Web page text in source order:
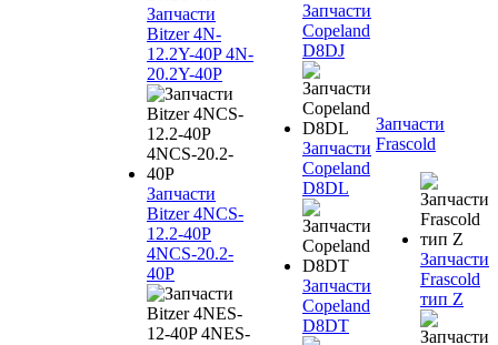
Запчасти
Bitzer 4N-
12.2Y-40P 4N-
20.2Y-40P
Запчасти
Bitzer 4NCS-
12.2-40P
4NCS-20.2-
40P
Запчасти
Copeland
D8DJ
Запчасти
Copeland
D8DL
Запчасти
Copeland
D8DT
Запчасти
Frascold
Запчасти
Frascold
тип Z